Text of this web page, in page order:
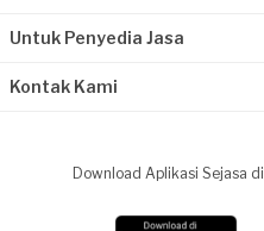
Untuk Penyedia Jasa
Kontak Kami
Download Aplikasi Sejasa di